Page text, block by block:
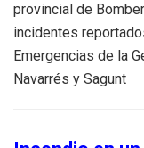
provincial de
incidentes
Emergencias de la
Navarrés y Sagunt